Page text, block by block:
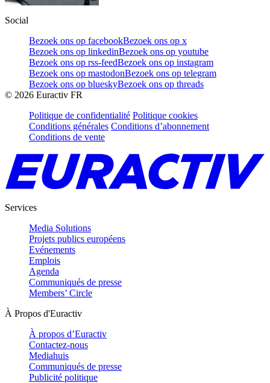
Social
Bezoek ons op facebookBezoek ons op x
Bezoek ons op linkedinBezoek ons op youtube
Bezoek ons op rss-feedBezoek ons op instagram
Bezoek ons op mastodonBezoek ons op telegram
Bezoek ons op blueskyBezoek ons op threads
© 2026 Euractiv FR
Politique de confidentialité Politique cookies
Conditions générales Conditions d’abonnement
Conditions de vente
Services
Media Solutions
Projets publics européens
Evénements
Emplois
Agenda
Communiqués de presse
Members’ Circle
À Propos d'Euractiv
À propos d’Euractiv
Contactez-nous
Mediahuis
Communiqués de presse
Publicité politique